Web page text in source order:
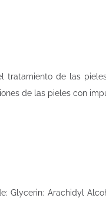
de las
de las pieles con
Glycerin: Arachidyl